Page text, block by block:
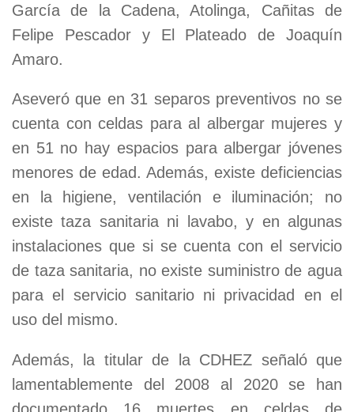
García de la Cadena, Atolinga, Cañitas de
Felipe Pescador y El Plateado de Joaquín
Amaro.
Aseveró que en 31 separos preventivos no se
cuenta con celdas para al albergar mujeres y
en 51 no hay espacios para albergar jóvenes
menores de edad. Además, existe deficiencias
en la higiene, ventilación e iluminación; no
existe taza sanitaria ni lavabo, y en algunas
instalaciones que si se cuenta con el servicio
de taza sanitaria, no existe suministro de agua
para el servicio sanitario ni privacidad en el
uso del mismo.
Además, la titular de la CDHEZ señaló que
lamentablemente del 2008 al 2020 se han